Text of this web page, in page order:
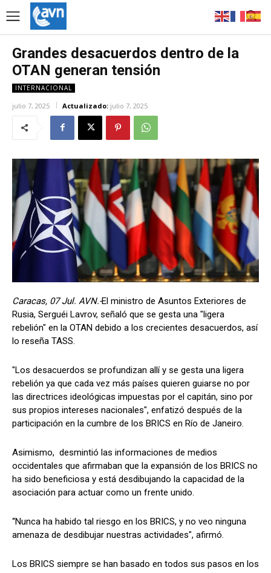
Grandes desacuerdos dentro de la
OTAN generan tensión
INTERNACIONAL
julio 7, 2025 Actualizado: julio 7, 2025
Caracas, 07 Jul. AVN.-El ministro de Asuntos Exteriores de
Rusia, Serguéi Lavrov, señaló que se gesta una "ligera
rebelión" en la OTAN debido a los crecientes desacuerdos, así
lo reseña TASS.
"Los desacuerdos se profundizan allí y se gesta una ligera
rebelión ya que cada vez más países quieren guiarse no por
las directrices ideológicas impuestas por el capitán, sino por
sus propios intereses nacionales", enfatizó después de la
participación en la cumbre de los BRICS en Río de Janeiro.
Asimismo, desmintió las informaciones de medios
occidentales que afirmaban que la expansión de los BRICS no
ha sido beneficiosa y está desdibujando la capacidad de la
asociación para actuar como un frente unido.
“Nunca ha habido tal riesgo en los BRICS, y no veo ninguna
amenaza de desdibujar nuestras actividades", afirmó.
Los BRICS siempre se han basado en todos sus pasos en los